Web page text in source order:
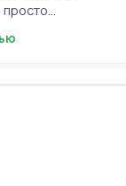
Все заботливо